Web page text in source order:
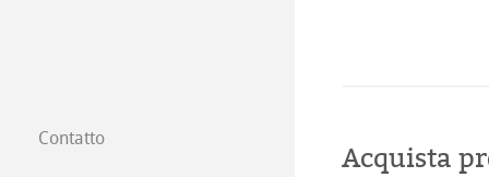
Contatto
Filiali
Acquista